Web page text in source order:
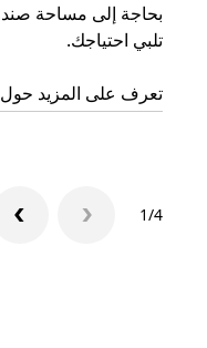
تلبي احتياجك.
تعرف على المزيد حول UberXL
1/4